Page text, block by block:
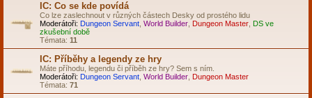
IC: Co se kde povídá
Co lze zaslechnout v různých částech Desky od prostého lidu
Moderátoři: Dungeon Servant World Builder Dungeon Master DS ve
zkušební době
Témata: 11
IC: Příběhy a legendy ze hry
Máte příhodu, legendu či příběh ze hry? Sem s ním.
Moderátoři: Dungeon Servant World Builder Dungeon Master
Témata: 71